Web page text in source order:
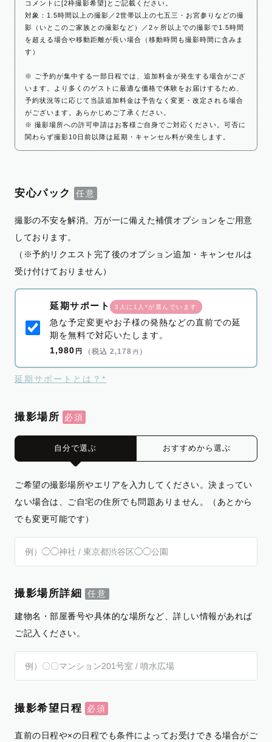
コメントに[2枠撮影希望]とご記載ください。
対象：1.5時間以上の撮影／2世帯以上の七五三・お宮参りなどの撮
影（いとこのご家族との撮影など）／2ヶ所以上での撮影で1.5時間
を超える場合や移動距離が長い場合（移動時間も撮影時間に含みま
す）
※ ご予約が集中する一部日程では、追加料金が発生する場合がござ
います。より多くのゲストに最適な価格で体験をお届けするため、
予約状況等に応じて当該追加料金は予告なく変更・改定される場合
がございます。あらかじめご了承ください。
※ 撮影場所への許可申請はお客様ご自身でご対応ください。可否に
関わらず撮影10日前以降は延期・キャンセル料が発生します。
安心パック
撮影の不安を解消。万が一に備えた補償オプションをご用意
しております。
（※予約リクエスト完了後のオプション追加・キャンセルは
受け付けておりません）
延期サポート 3人に1人*が選んでいます
急な予定変更やお子様の発熱などの直前での延
期を無料で対応いたします。
1,980 円 （税込 2,178 円 ）
延期サポートとは？*
撮影場所
自分で選ぶ おすすめから選ぶ
ご希望の撮影場所やエリアを入力してください。決まってい
ない場合は、ご自宅の住所でも問題ありません。（あとから
でも変更可能です）
撮影場所詳細
建物名・部屋番号や具体的な場所など、詳しい情報があれば
ご記入ください。
撮影希望日程
直前の日程や×の日程でも条件によってお受けできる場合がご